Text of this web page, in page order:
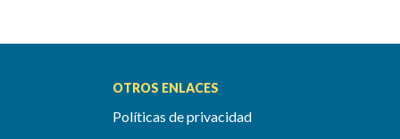
OTROS ENLACES
Políticas de privacidad